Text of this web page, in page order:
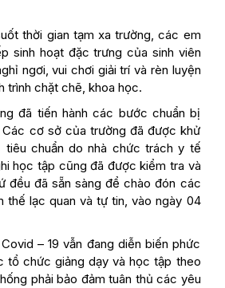
thời gian tạm xa trường, các em
sinh hoạt đặc trưng của sinh viên
ngơi, vui chơi giải trí và rèn luyện
trình chặt chẽ, khoa học.
đã tiến hành các bước chuẩn bị
cơ sở của trường đã được khử
tiêu chuẩn do nhà chức trách y tế
học tập cũng đã được kiểm tra và
đều đã sẵn sàng để chào đón các
thế lạc quan và tự tin, vào ngày 04
– 19 vẫn đang diễn biến phức
tổ chức giảng dạy và học tập theo
phải bảo đảm tuân thủ các yêu